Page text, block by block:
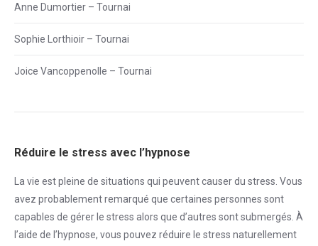
Anne Dumortier – Tournai
Sophie Lorthioir – Tournai
Joice Vancoppenolle – Tournai
Réduire le stress avec l’hypnose
La vie est pleine de situations qui peuvent causer du stress . Vous
avez probablement remarqué que certaines personnes sont
capables de gérer le stress alors que d’autres sont submergés. À
l’aide de l’hypnose, vous pouvez réduire le stress naturellement